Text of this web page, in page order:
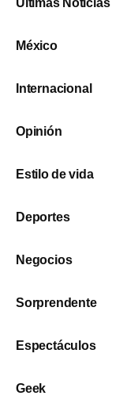
México
Internacional
Opinión
Estilo de vida
Deportes
Negocios
Sorprendente
Espectáculos
Geek